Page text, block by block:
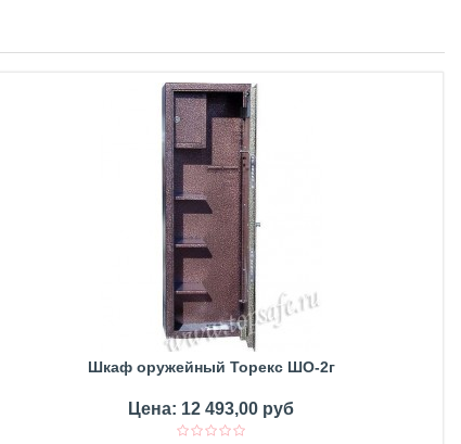
Шкаф оружейный Торекс ШО-2г
Цена: 12 493,00 руб